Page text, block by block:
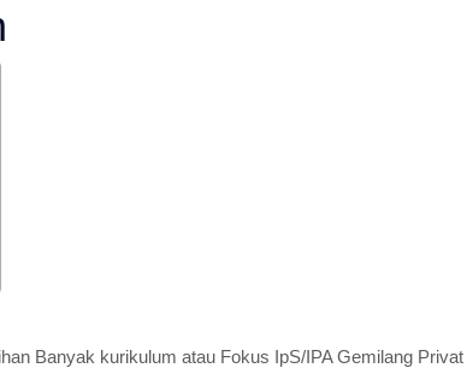
Banyak kurikulum atau Fokus IpS/IPA Gemilang Privat